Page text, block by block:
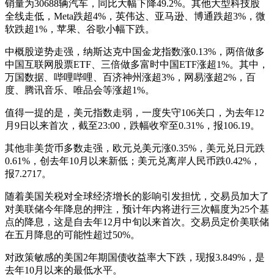
销量为30688辆汽车，同比大幅下降49.2%。其他大型科技股
全线走低，Meta跌超4%，英伟达、亚马逊、博通跌超3%，微
软跌超1%，苹果、谷歌小幅下跌。
中概股逆势走强，纳斯达克中国金龙指数涨0.13%，两倍做多
中国互联网股票ETF、三倍做多富时中国ETF涨超1%。其中，
万国数据、哔哩哔哩、百济神州涨超3%，网易涨超2%，百
度、腾讯音乐、唯品会等涨超1%。
值得一提的是，美元指数走弱，一度失守106关口，为去年12
月9日以来首次，截至23:00，跌幅收窄至0.31%，报106.19。
其他非美货币多数走强，欧元兑美元涨0.35%，美元兑日元跌
0.61%，创去年10月以来新低；美元兑离岸人民币跌0.42%，
报7.2717。
随着美国关税对全球经济增长的影响引发担忧，交易员加大了
对美联储今年降息的押注，预计年内将进行三次幅度为25个基
点的降息，这是自去年12月中旬以来首次。交易员定价美联储
在五月降息的可能性超过50%。
对政策敏感的美国2年期国债收益率大下跌，现报3.849%，是
去年10月以来的最低水平。